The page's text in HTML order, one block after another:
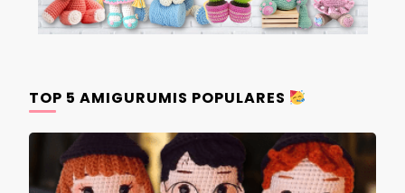
TOP 5 AMIGURUMIS POPULARES